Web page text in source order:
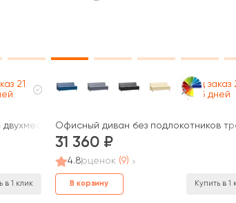
21
Прайм / Prime
в 1 клик
Под заказ
раб дней
Офисный диван без подлокотников
31 360
4.8оценок (9)
В корзину Купить в 1